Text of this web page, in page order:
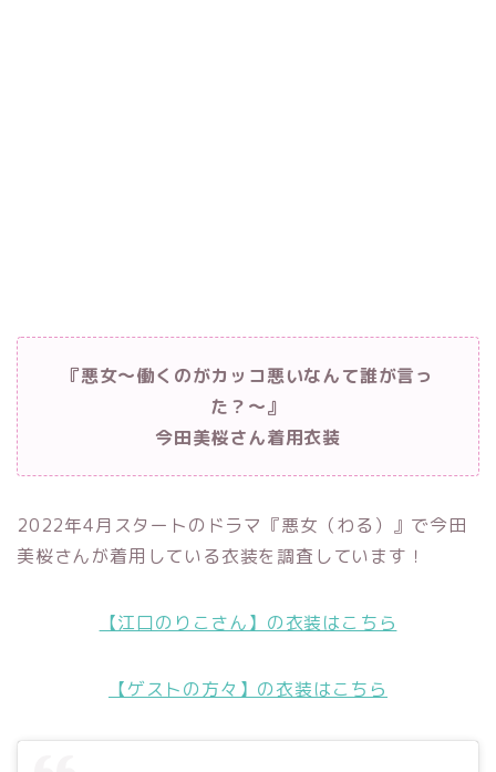
『悪女～働くのがカッコ悪いなんて誰が言っ
た？～』
今田美桜さん着用衣装
2022年4月スタートのドラマ『悪女（わる）』で今田
美桜さんが着用している衣装を調査しています！
【江口のりこさん】の衣装はこちら
【ゲストの方々】の衣装はこちら